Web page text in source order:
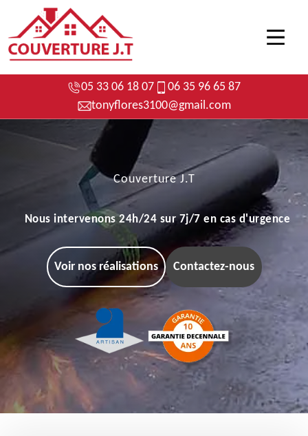
05 33 06 18 07
06 35 96 65 87
tonyflores3100@gmail.com
Couverture J.T
Nous intervenons 24h/24 sur 7j/7 en cas d'urgence
Voir nos réalisations Contactez-nous